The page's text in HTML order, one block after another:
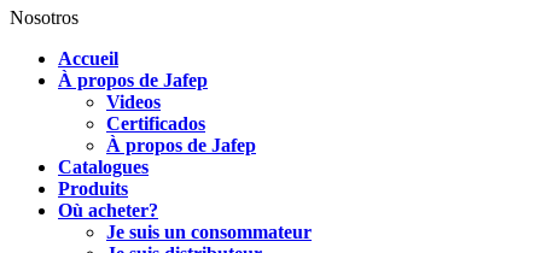
Nosotros
Accueil
À propos de Jafep
Videos
Certificados
À propos de Jafep
Catalogues
Produits
Où acheter?
Je suis un consommateur